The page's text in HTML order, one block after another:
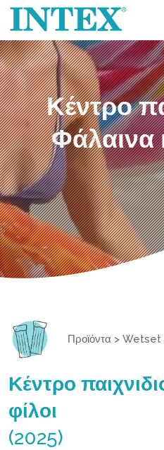
Κέντρο
Φάλαινα
Προϊόντα > Wetset
Κέντρο
φίλοι
(2025)